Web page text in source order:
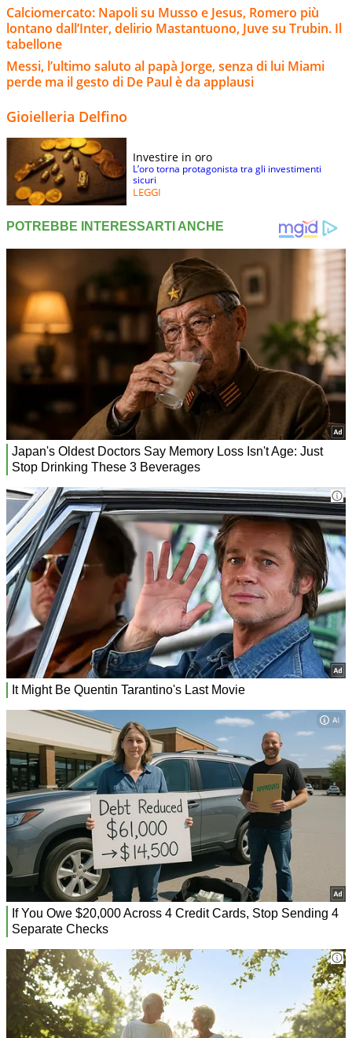
Calciomercato: Napoli su Musso e Jesus, Romero più
lontano dall’Inter, delirio Mastantuono, Juve su Trubin. Il
tabellone
Messi, l’ultimo saluto al papà Jorge, senza di lui Miami
perde ma il gesto di De Paul è da applausi
Gioielleria Delfino
Investire in oro
L’oro torna protagonista tra gli investimenti
sicuri
LEGGI